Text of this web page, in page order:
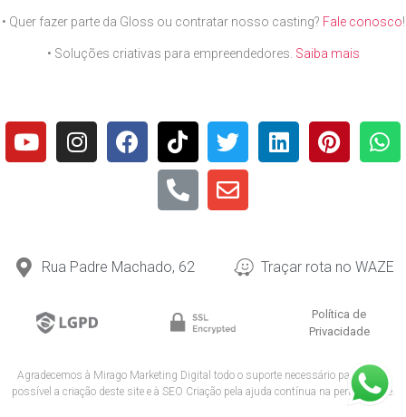
• Quer fazer parte da Gloss ou contratar nosso casting? Fale conosco!
• Soluções criativas para empreendedores. Saiba mais
Rua Padre Machado, 62 Traçar rota no WAZE
Política de
Privacidade
Agradecemos à Mirago Marketing Digital todo o suporte necessário para tornar
possível a criação deste site e à SEO Criaçãopela ajuda contínua na performance.